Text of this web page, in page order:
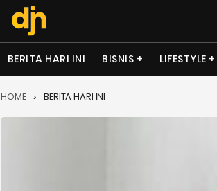
BERITA HARI INI BISNIS LIFESTYLE
HOME BERITA HARI INI